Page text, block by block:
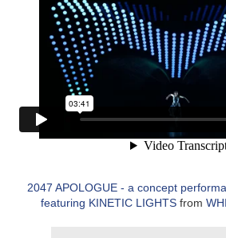
2047 APOLOGUE - a concept
featuring KINETIC LIGHTS from